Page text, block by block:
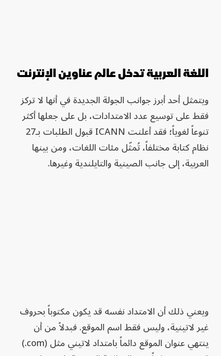
اللغة العربية تدخل عالم عناوين الإنترنت
ويتمثل أحد أبرز جوانب الجولة الجديدة في أنها لا تركز
فقط على توسيع عدد الامتدادات، بل على جعلها أكثر
تنوعاً لغوياً؛ فقد أعلنت ICANN قبول الطلبات بـ27
نظام كتابة مختلفاً، تُمثّل مئات اللغات، ومن بينها
العربية، إلى جانب الصينية والتايلندية وغيرها.
ويعني ذلك أن الامتداد نفسه قد يكون مكتوباً بحروف
غير لاتينية، وليس فقط اسم الموقع. فبدلاً من أن
ينتهي عنوان الموقع دائماً بامتداد لاتيني مثل (com.)